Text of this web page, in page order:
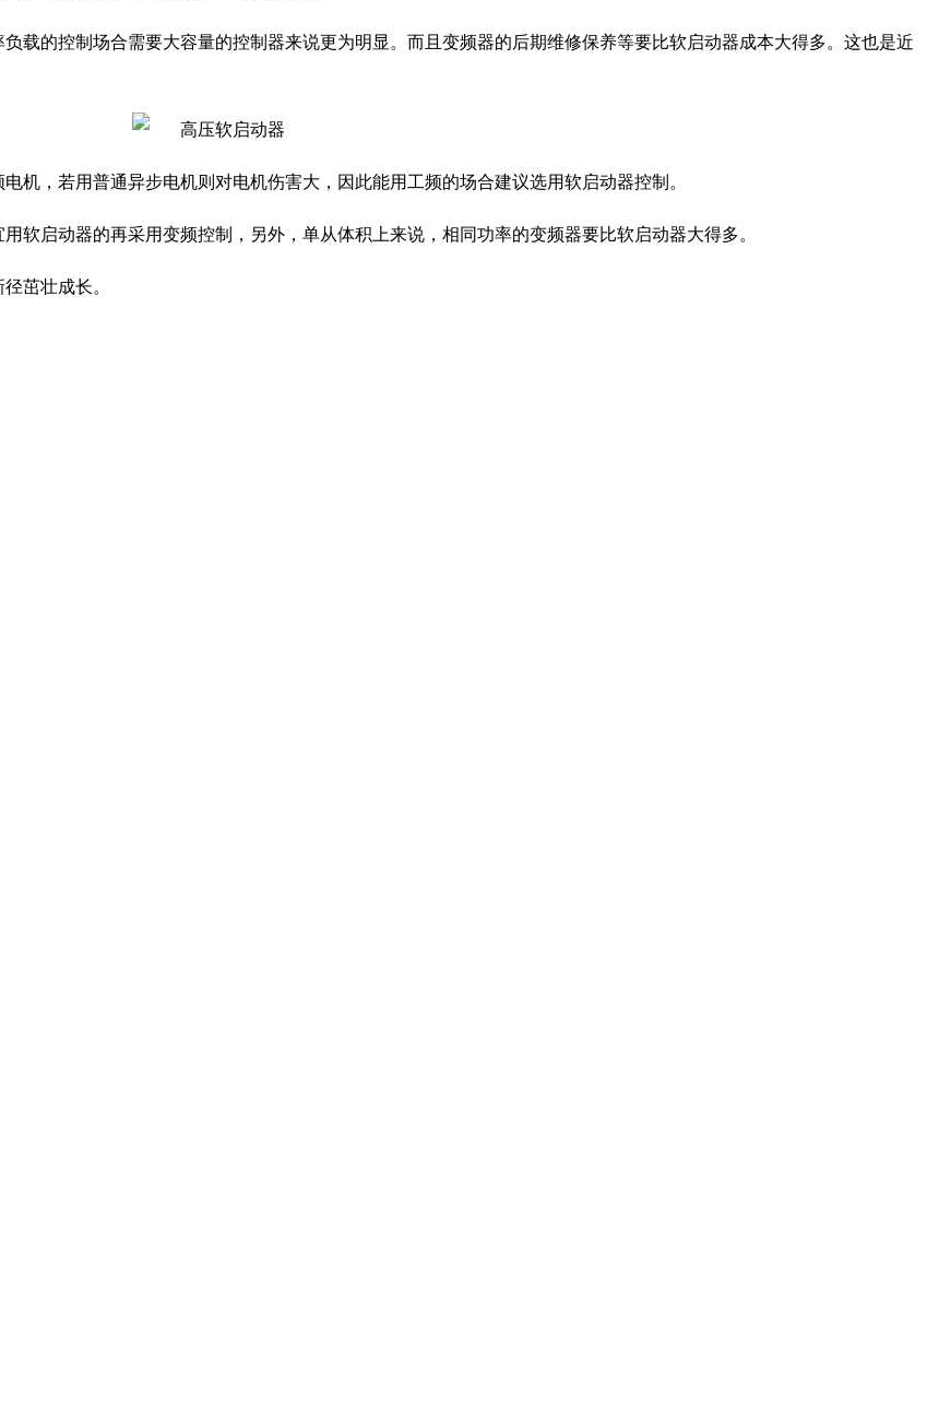
负载的控制场合需要大容量的控制器来说更为明显。而且变频器的后期维修保养等要比软启动器成本大得多。这也是近
机，若用普通异步电机则对电机伤害大，因此能用工频的场合建议选用软启动器控制。
用软启动器的再采用变频控制 ， 另外，单从体积上来说，相同功率的变频器要比软启动器大得多。
茁壮成长。